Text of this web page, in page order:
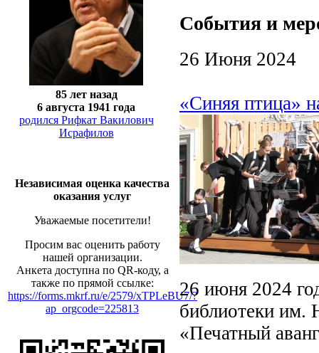
85 лет назад
6 августа 1941 года
родился Рифкат Вакилович
Исрафилов
Независимая оценка качества
оказания услуг
Уважаемые посетители!
Просим вас оценить работу
нашей организации.
Анкета доступна по QR-коду, а
также по прямой ссылке:
https://forms.mkrf.ru/e/2579/xTPLeBU7/?
ap_orgcode=225813
События и
26 Июня 2024
«Синяя птица»
26 июня 2024
библиотеки им.
«Печатный